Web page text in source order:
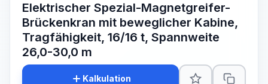
Elektrischer Spezial-Magnetgreifer-
Brückenkran mit beweglicher Kabine,
Tragfähigkeit, 16/16 t, Spannweite
26,0-30,0 m
Kalkulation